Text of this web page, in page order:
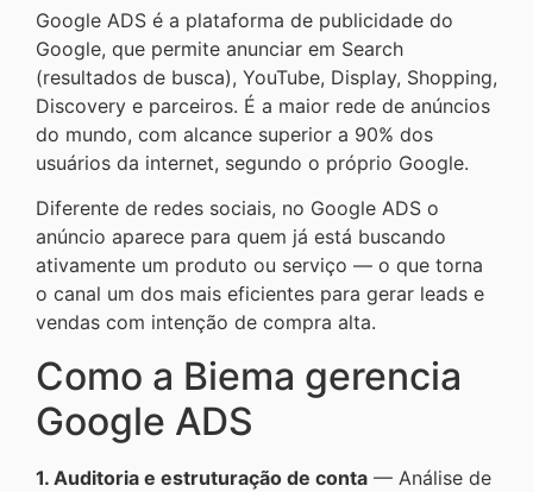
Google ADS é a plataforma de publicidade do
Google, que permite anunciar em Search
(resultados de busca), YouTube, Display, Shopping,
Discovery e parceiros. É a maior rede de anúncios
do mundo, com alcance superior a 90% dos
usuários da internet, segundo o próprio Google.
Diferente de redes sociais, no Google ADS o
anúncio aparece para quem já está buscando
ativamente um produto ou serviço — o que torna
o canal um dos mais eficientes para gerar leads e
vendas com intenção de compra alta.
Como a Biema gerencia
Google ADS
1. Auditoria e estruturação de conta — Análise de